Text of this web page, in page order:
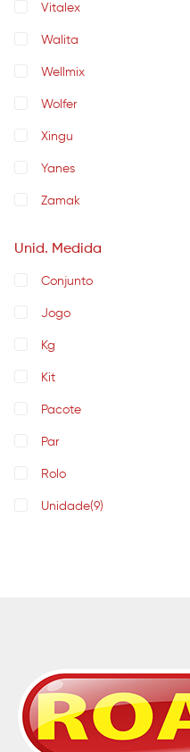
Vitalex
Walita
Wellmix
Wolfer
Xingu
Yanes
Zamak
Unid. Medida
Conjunto
Jogo
Kg
Kit
Pacote
Par
Rolo
Unidade(9)